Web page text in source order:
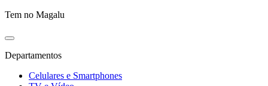
Tem no Magalu
Departamentos
Celulares e Smartphones